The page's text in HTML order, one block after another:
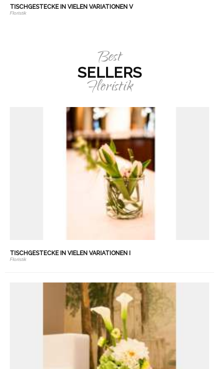
TISCHGESTECKE IN VIELEN VARIATIONEN V
Floristik
Best
SELLERS
Floristik
TISCHGESTECKE IN VIELEN VARIATIONEN I
Floristik